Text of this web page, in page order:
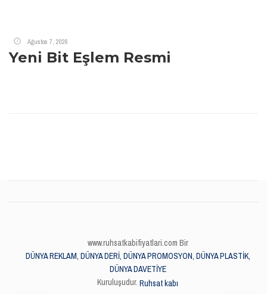
Ağustos 7, 2026
Yeni Bit Eşlem Resmi
www.ruhsatkabifiyatlari.com Bir
DÜNYA REKLAM, DÜNYA DERİ, DÜNYA PROMOSYON, DÜNYA PLASTİK,
DÜNYA DAVETİYE
Kuruluşudur. Ruhsat kabı